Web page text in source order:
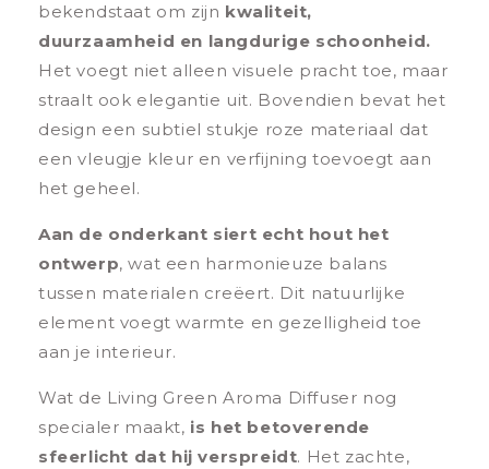
bekendstaat om zijn kwaliteit,
duurzaamheid en langdurige schoonheid.
Het voegt niet alleen visuele pracht toe, maar
straalt ook elegantie uit. Bovendien bevat het
design een subtiel stukje roze materiaal dat
een vleugje kleur en verfijning toevoegt aan
het geheel.
Aan de onderkant siert echt hout het
ontwerp, wat een harmonieuze balans
tussen materialen creëert. Dit natuurlijke
element voegt warmte en gezelligheid toe
aan je interieur.
Wat de Living Green Aroma Diffuser nog
specialer maakt, is het betoverende
sfeerlicht dat hij verspreidt. Het zachte,